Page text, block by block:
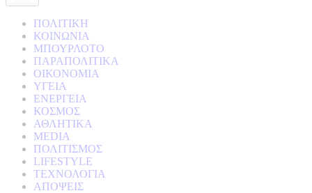
ΠΟΛΙΤΙΚΗ
ΚΟΙΝΩΝΙΑ
ΜΠΟΥΡΛΟΤΟ
ΠΑΡΑΠΟΛΙΤΙΚΑ
ΟΙΚΟΝΟΜΙΑ
ΥΓΕΙΑ
ΕΝΕΡΓΕΙΑ
ΚΟΣΜΟΣ
ΑΘΛΗΤΙΚΑ
MEDIA
ΠΟΛΙΤΙΣΜΟΣ
LIFESTYLE
ΤΕΧΝΟΛΟΓΙΑ
ΑΠΟΨΕΙΣ